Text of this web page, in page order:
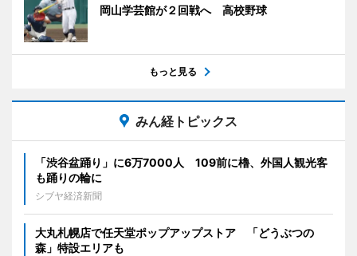
岡山学芸館が２回戦へ 高校野球
もっと見る
みん経トピックス
「渋谷盆踊り」に6万7000人 109前に櫓、外国人観光客
も踊りの輪に
シブヤ経済新聞
大丸札幌店で任天堂ポップアップストア 「どうぶつの
森」特設エリアも